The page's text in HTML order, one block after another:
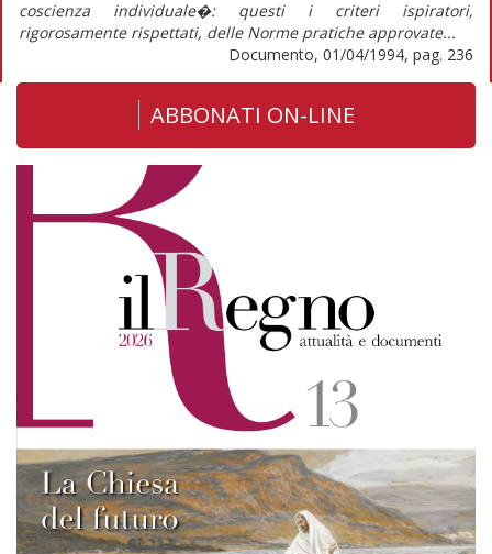
coscienza individuale�: questi i criteri ispiratori,
rigorosamente rispettati, delle Norme pratiche approvate...
Documento, 01/04/1994, pag. 236
ABBONATI ON-LINE